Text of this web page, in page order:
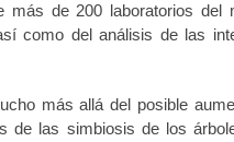
más de 200 laboratorios
como del análisis de las
más allá del posible
de las simbiosis de los